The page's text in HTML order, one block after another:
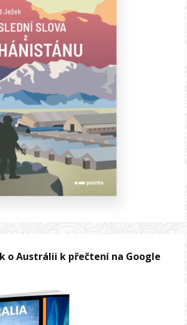
o Austrálii k přečtení na Google